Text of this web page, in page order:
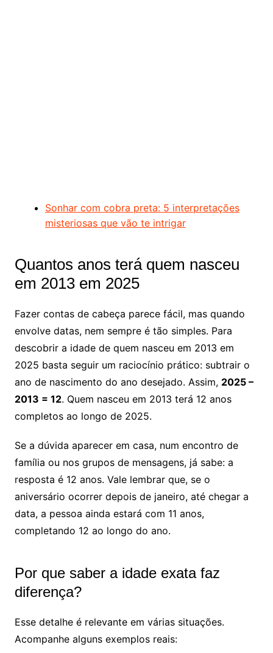
Sonhar com cobra preta: 5 interpretações
misteriosas que vão te intrigar
Quantos anos terá quem nasceu
em 2013 em 2025
Fazer contas de cabeça parece fácil, mas quando
envolve datas, nem sempre é tão simples. Para
descobrir a idade de quem nasceu em 2013 em
2025 basta seguir um raciocínio prático: subtrair o
ano de nascimento do ano desejado. Assim, 2025 –
2013 = 12. Quem nasceu em 2013 terá 12 anos
completos ao longo de 2025.
Se a dúvida aparecer em casa, num encontro de
família ou nos grupos de mensagens, já sabe: a
resposta é 12 anos. Vale lembrar que, se o
aniversário ocorrer depois de janeiro, até chegar a
data, a pessoa ainda estará com 11 anos,
completando 12 ao longo do ano.
Por que saber a idade exata faz
diferença?
Esse detalhe é relevante em várias situações.
Acompanhe alguns exemplos reais: